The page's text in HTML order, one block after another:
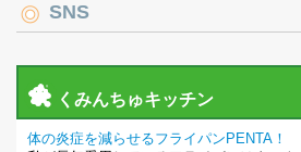
SNS
くみんちゅキッチン
体の炎症を減らせるフライパンPENTA！